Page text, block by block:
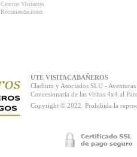
Centros Visitantes
Recomendaciones
UTE VISITACABAÑEROS
Cladium y Asociados SLU -
Concesionaria de las visitas 4x4 al
Copyright © 2022. Prohibida la